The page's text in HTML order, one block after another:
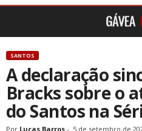
SANTOS
A declaração
Bracks sobre o
do Santos na
Por Lucas Barros - 5 de setembro de